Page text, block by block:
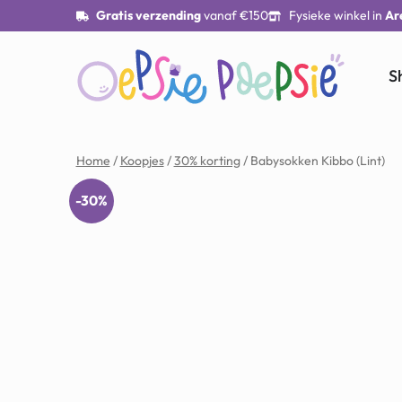
Gratis verzendingvanaf €150 Fysieke winkel in
Home / Koopjes/30% korting/ Babysokken Kibbo (Lint)
-30%